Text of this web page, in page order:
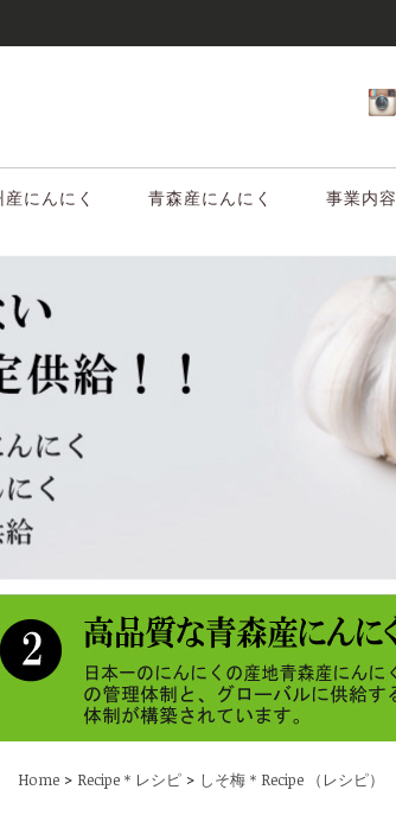
産にんにく 青森産にんにく 事業内容
Home> Recipe＊レシピ> しそ梅＊Recipe （レシピ）